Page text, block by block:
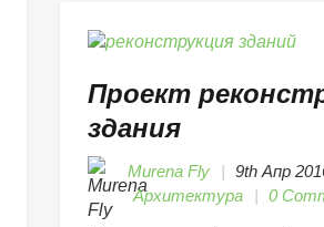
Проект
здания
Murena Fly
9th Апр
Архитектура
0